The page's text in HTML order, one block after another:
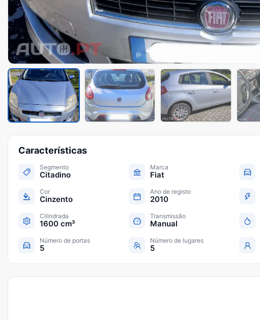
Características
Segmento
Citadino
Marca
Fiat
Cor
Cinzento
Ano de registo
2010
Cilindrada
1600 cm³
Transmissão
Manual
Número de portas
5
Número de lugares
5